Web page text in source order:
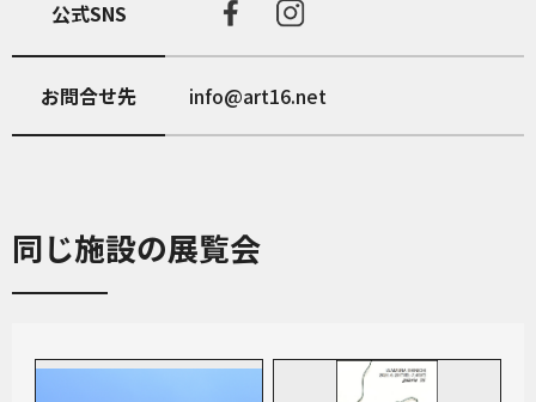
公式SNS
お問合せ先 info@art16.net
同じ施設の展覧会